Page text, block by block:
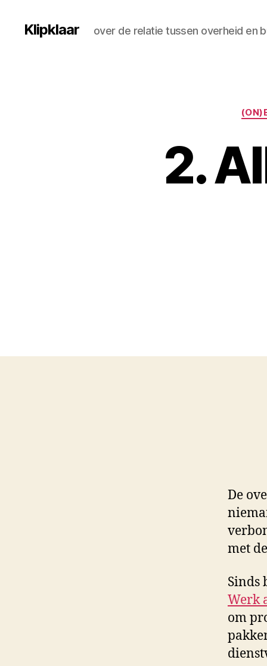
Klipklaar over de relatie tussen overheid en
2.
De
met
Sinds
Werk
om